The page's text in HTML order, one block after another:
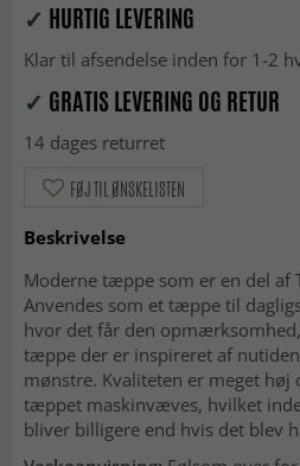
✓ HURTIG LEVERING
Klar til afsendelse inden for 1-2
✓ GRATIS LEVERING OG RETUR
14 dages returret
FØJ TIL ØNSKELISTEN
Beskrivelse
Moderne tæppe som er en del af
Anvendes som et tæppe til
hvor det får den
tæppe der er inspireret af
mønstre. Kvaliteten er meget høj
tæppet maskinvæves, hvilket
bliver billigere end hvis det blev